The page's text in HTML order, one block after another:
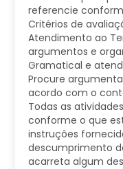
referencie
Critérios de
Atendimento ao
argumentos e
Gramatical e
Procure
acordo com o
Todas as
conforme o que
instruções
descumprimento
acarreta algum